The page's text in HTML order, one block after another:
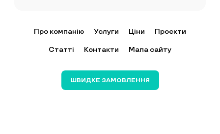
Про компанію Услуги Ціни Проєкти
Статті Контакти Мапа сайту
ШВИДКЕ ЗАМОВЛЕННЯ